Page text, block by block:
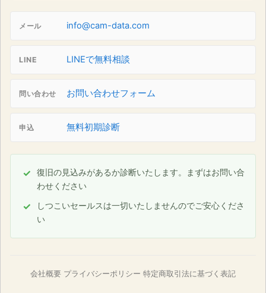
メール info@cam-data.com
LINE LINEで無料相談
問い合わせ お問い合わせフォーム
申込 無料初期診断
復旧の見込みがあるか診断いたします。まずはお問い合
わせください
しつこいセールスは一切いたしませんのでご安心くださ
い
会社概要 プライバシーポリシー 特定商取引法に基づく表記